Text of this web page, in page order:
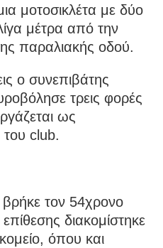
μοτοσικλέτα με δύο
μέτρα από την
παραλιακής οδού.
ο συνεπιβάτης
τρεις φορές
ως
club.
τον 54χρονο
διακομίστηκε
όπου και